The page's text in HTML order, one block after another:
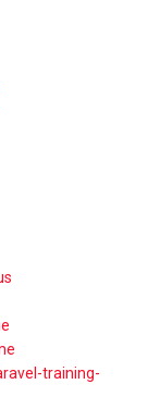
training-